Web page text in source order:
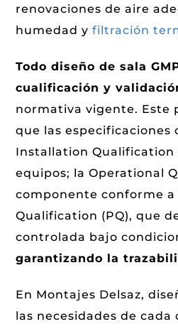
renovaciones de aire
humedad yfiltración
Todo diseño de sala
cualificación y
normativa vigente. Este
que las especificaciones
Installation Qualification
equipos; la Operational
componente conforme
Qualification (PQ), que
controlada bajo
garantizando la
En Montajes Delsaz,
las necesidades de